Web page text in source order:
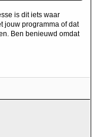
is dit iets waar
jouw programma of dat
Ben benieuwd omdat